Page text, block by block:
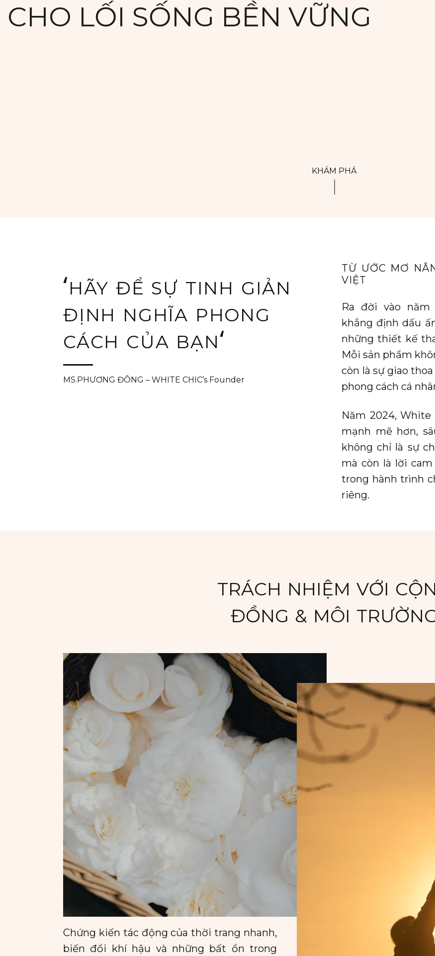
CHO LỐI SỐNG BỀN VỮNG
KHÁM PHÁ
‘HÃY ĐỂ SỰ TINH GIẢN
ĐỊNH NGHĨA PHONG
CÁCH CỦA BẠN‘
MS.PHƯƠNG ĐÔNG – WHITE CHIC’s Founder
TỪ ƯỚC MƠ
VIỆT
Ra đời vào năm
khẳng định dấu
những thiết kế
Mỗi sản phẩm
còn là sự giao
phong cách cá
Năm 2024,
mạnh mẽ hơn,
không chỉ là sự
mà còn là lời
trong hành trình
riêng.
TRÁCH NHIỆM VỚI
ĐỒNG & MÔI
Chứng kiến tác động của thời trang nhanh,
biến đổi khí hậu và những bất ổn trong